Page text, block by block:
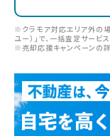
※クラモア対応エリア外の
ユー）」で、一括査定サービ
※売却応援キャンペーンの